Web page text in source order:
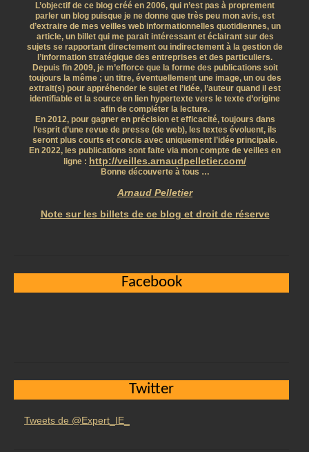
L’objectif de ce blog créé en 2006, qui n’est pas à proprement
parler un blog puisque je ne donne que très peu mon avis, est
d’extraire de mes veilles web informationnelles quotidiennes, un
article, un billet qui me parait intéressant et éclairant sur des
sujets se rapportant directement ou indirectement à la gestion de
l’information stratégique des entreprises et des particuliers.
Depuis fin 2009, je m’efforce que la forme des publications soit
toujours la même ; un titre, éventuellement une image, un ou des
extrait(s) pour appréhender le sujet et l’idée, l’auteur quand il est
identifiable et la source en lien hypertexte vers le texte d’origine
afin de compléter la lecture.
En 2012, pour gagner en précision et efficacité, toujours dans
l’esprit d’une revue de presse (de web), les textes évoluent, ils
seront plus courts et concis avec uniquement l’idée principale.
En 2022, les publications sont faite via mon compte de veilles en
ligne : http://veilles.arnaudpelletier.com/
Bonne découverte à tous …
Arnaud Pelletier
Note sur les billets de ce blog et droit de réserve
Facebook
Twitter
Tweets de @Expert_IE_